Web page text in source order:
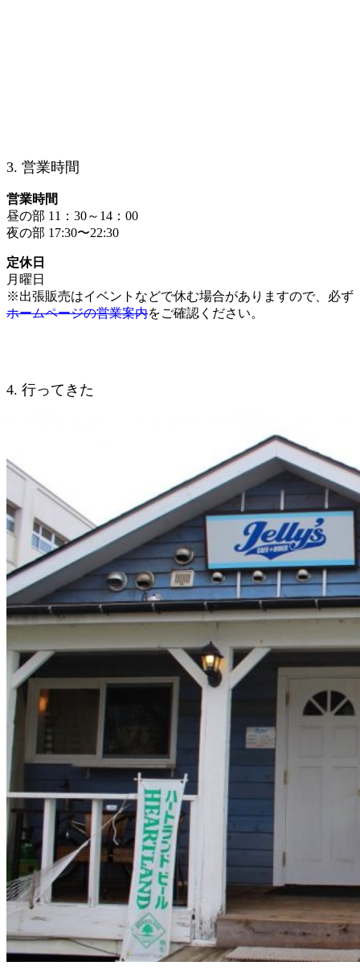
3. 営業時間
営業時間
昼の部 11：30～14：00
夜の部 17:30〜22:30
定休日
月曜日
※出張販売はイベントなどで休む場合がありますので、必ず
ホームページの営業案内をご確認ください。
4. 行ってきた